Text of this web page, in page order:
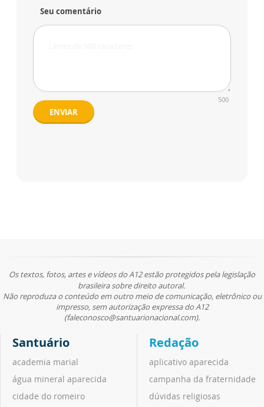
Seu comentário
500
ENVIAR
Os textos, fotos, artes e vídeos do A12 estão protegidos pela legislação
brasileira sobre direito autoral.
Não reproduza o conteúdo em outro meio de comunicação, eletrônico ou
impresso, sem autorização expressa do A12
(faleconosco@santuarionacional.com).
Santuário
academia marial
água mineral aparecida
cidade do romeiro
Redação
aplicativo aparecida
campanha da fraternidade
dúvidas religiosas